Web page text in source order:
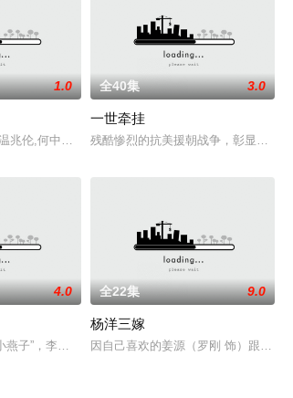
日寇斗智斗勇的故事。作为建党九十周年的献礼剧目
—自幼的宿敌“小霸王”任小芹、 严厉美貌的班长舒
1.0
兆伦,何中华,刘家琪,文静,亓肖肖,贾娅,李瀚均,方野,
全40集 3.0
一世牵挂
残酷惨烈的抗美援朝战争，彰显了中
奶在那里有一座商夏。奶奶严厉地封锁了一切来钱
好，平静中孕育着躁动和变革。大学刚刚毕业的小林
4.0
燕子”，李冰冰所饰演的“野丫头”，是一个被知青父母
全22集 9.0
杨洋三嫁
因自己喜欢的姜源（罗刚 饰）跟别人